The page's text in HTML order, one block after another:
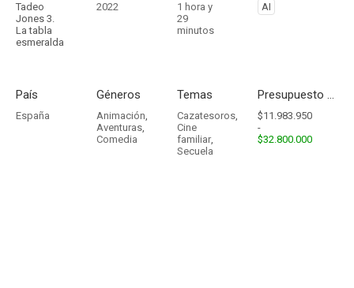
Tadeo
Jones 3.
La tabla
esmeralda
2022
1 hora y
29
minutos
AI
País
España
Géneros
Animación,
Aventuras,
Comedia
Temas
Cazatesoros,
Cine
familiar,
Secuela
Presupuesto - Ingresos
$11.983.950
-
$32.800.000